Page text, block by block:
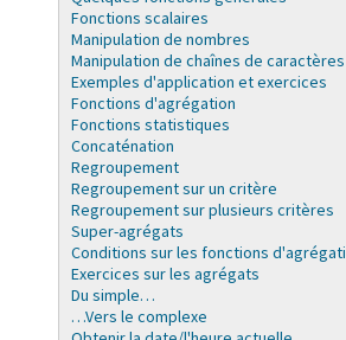
Fonctions scalaires
Manipulation de nombres
Manipulation de chaînes de caractères
Exemples d'application et exercices
Fonctions d'agrégation
Fonctions statistiques
Concaténation
Regroupement
Regroupement sur un critère
Regroupement sur plusieurs critères
Super-agrégats
Conditions sur les fonctions
Exercices sur les agrégats
Du simple…
…Vers le complexe